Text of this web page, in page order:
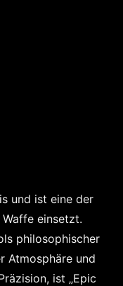
und ist eine der
einsetzt.
philosophischer
Atmosphäre und
ist „Epic